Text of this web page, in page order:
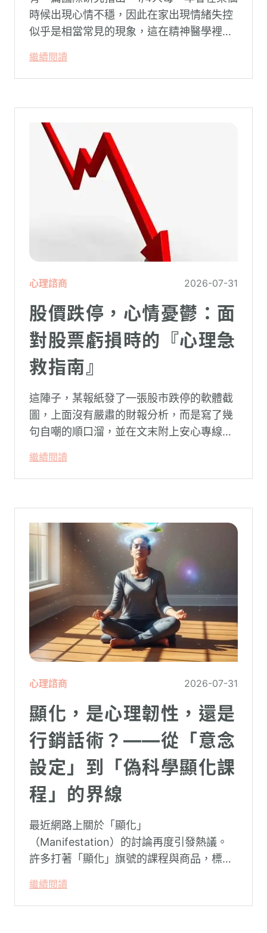
時候出現心情不穩，因此在家出現情緒失控
似乎是相當常見的現象，這在精神醫學裡不
系統在長久使用之下，突然在某一次需要處
理更高層次的資料時，電腦呈現當機現象，
造成重大影響。
繼續閱讀
心理諮商 2026-07-31
股價跌停，心情憂鬱：面
對股票虧損時的『心理急
救指南』
這陣子，某報紙發了一張股市跌停的軟體截
圖，上面沒有嚴肅的財報分析，而是寫了幾
句自嘲的順口溜，並在文末附上安心專線與
被廣泛轉載。對許多投資人而言，螢幕上下
跌的數字背後，實質連結的是個人的財務壓
繼續閱讀
心理諮商 2026-07-31
顯化，是心理韌性，還是
行銷話術？——從「意念
設定」到「偽科學顯化課
程」的界線
最近網路上關於「顯化」
（Manifestation）的討論再度引發熱議。
許多打著「顯化」旗號的課程與商品，標榜
能吸引財富、關係與健康。這類論述聽起來
療癒，卻經常缺乏實證基礎，甚至可能對正
繼續閱讀